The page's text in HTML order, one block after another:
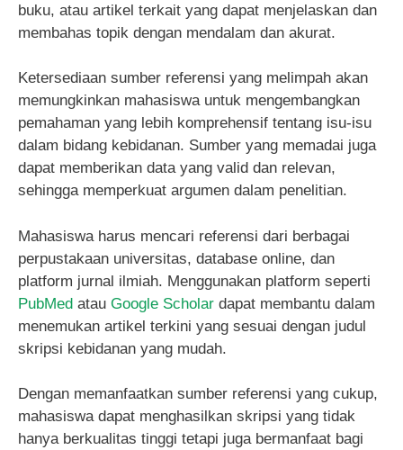
buku, atau artikel terkait yang dapat menjelaskan dan
membahas topik dengan mendalam dan akurat.
Ketersediaan sumber referensi yang melimpah akan
memungkinkan mahasiswa untuk mengembangkan
pemahaman yang lebih komprehensif tentang isu-isu
dalam bidang kebidanan. Sumber yang memadai juga
dapat memberikan data yang valid dan relevan,
sehingga memperkuat argumen dalam penelitian.
Mahasiswa harus mencari referensi dari berbagai
perpustakaan universitas, database online, dan
platform jurnal ilmiah. Menggunakan platform seperti
PubMed atau Google Scholar dapat membantu dalam
menemukan artikel terkini yang sesuai dengan judul
skripsi kebidanan yang mudah.
Dengan memanfaatkan sumber referensi yang cukup,
mahasiswa dapat menghasilkan skripsi yang tidak
hanya berkualitas tinggi tetapi juga bermanfaat bagi